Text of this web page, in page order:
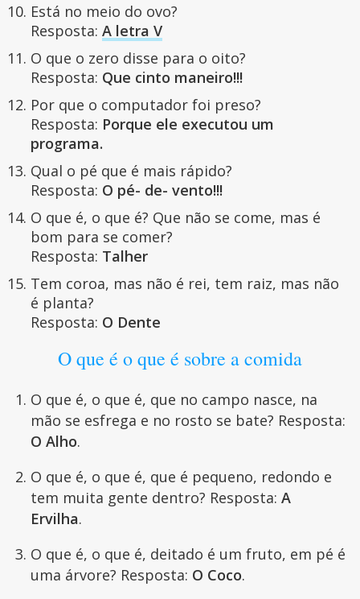
Está no meio do ovo?
Resposta: A letra V
O que o zero disse para o oito?
Resposta: Que cinto maneiro!!!
Por que o computador foi preso?
Resposta: Porque ele executou um
programa.
Qual o pé que é mais rápido?
Resposta: O pé- de- vento!!!
O que é, o que é? Que não se come, mas é
bom para se comer?
Resposta: Talher
Tem coroa, mas não é rei, tem raiz, mas não
é planta?
Resposta: O Dente
O que é o que é sobre a comida
O que é, o que é, que no campo nasce, na
mão se esfrega e no rosto se bate? Resposta:
O Alho.
O que é, o que é, que é pequeno, redondo e
tem muita gente dentro? Resposta: A
Ervilha.
O que é, o que é, deitado é um fruto, em pé é
uma árvore? Resposta: O Coco.